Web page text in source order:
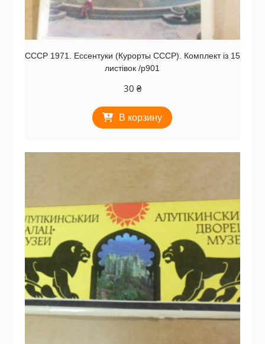
СССР 1971. Ессентуки (Курорты СССР). Комплект із 15
листівок /р901
30 ₴
В корзину